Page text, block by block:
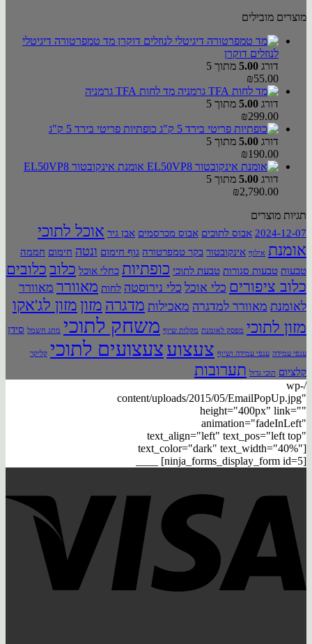
מוצרים מובילים
מד טמפרטורה דיגיטלי
לנוזלים דוקרן
דורג 5.00 מתוך 5
₪55.00
מד לחות TFA גרמניה
דורג 5.00 מתוך 5
₪299.00
כופתיות פריטי בירד 5 ק"ג
דורג 5.00 מתוך 5
₪190.00
אומנת אינקובטור EL50VP8
דורג 5.00 מתוך 5
₪2,790.00
תגיות מוצרים
2024-12-07 אבוס לתוכים אבוס מכרסמים אבן גיר אוכל לתוכי
אומנת אילוף אינקובטור בקר טמפרטורה גוף חימום ונטה חימום חממה
טבעות טבעות סגורות טבעת לתוכי כופתיות כחלי אוכל כלוב כלובים
כלוב ציפורים כלי אוכל כלי נירוסטה לחות מאוורר מאוורר
לאומנת מאוורר למדגרה מאכילות מדגרה מזוןמזון לג'אקו
מזון לתוכי מפסק לאומנת מקלות שיוף משחק לתוכי מתג חשמל סידן
ענפי עמידה ענפי עמידה ושיוף צעצועצעצועים לתוכי קליקר
קלציום תוכי גדול תערובות
/wp-
content/uploads/2015/05/EmailPopUp.jpg"
height="400px" link=""
animation="fadeInLeft"
text_align="left" text_pos="left top"
text_color="dark" text_width="40%"]
____ [ninja_forms_display_form id=5]